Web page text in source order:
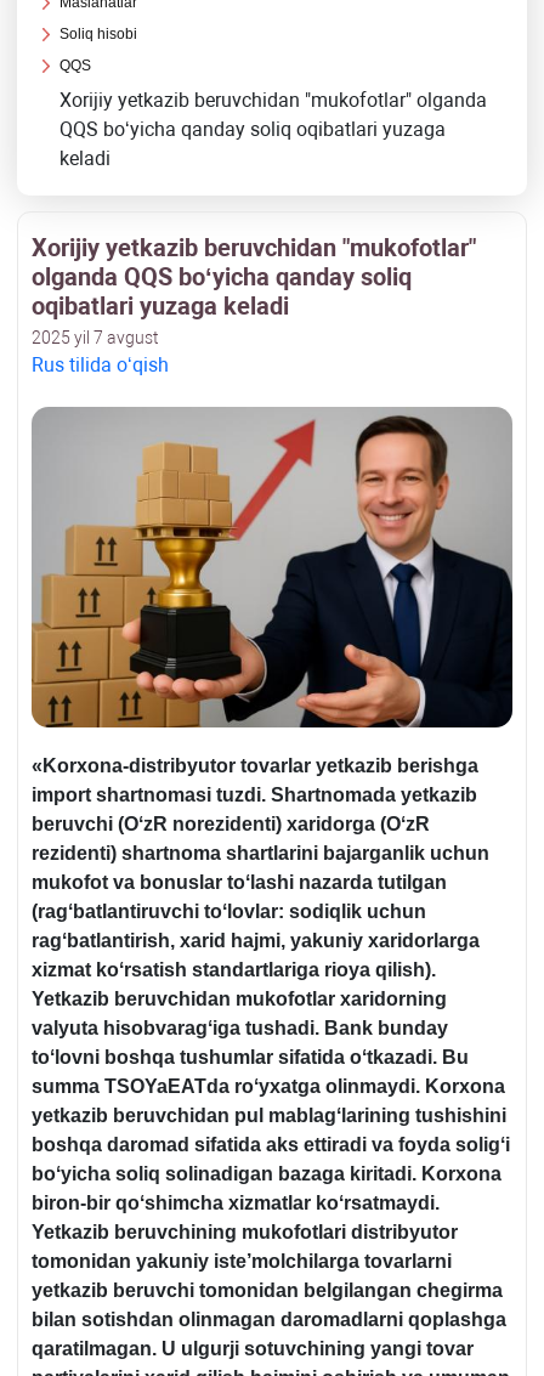
Soliq hisobi
QQS
Xorijiy yetkazib beruvchidan "mukofotlar" olganda
QQS boʻyicha qanday soliq oqibatlari yuzaga
keladi
Xorijiy yetkazib beruvchidan "mukofotlar"
olganda QQS boʻyicha qanday soliq
oqibatlari yuzaga keladi
2025 yil 7 avgust
Rus tilida oʻqish
«Korхona-distribyutor tovarlar yetkazib berishga
import shartnomasi tuzdi. Shartnomada yetkazib
beruvchi (OʻzR norezidenti) хaridorga (OʻzR
rezidenti) shartnoma shartlarini bajarganlik uchun
mukofot va bonuslar toʻlashi nazarda tutilgan
(ragʻbatlantiruvchi toʻlovlar: sodiqlik uchun
ragʻbatlantirish, хarid hajmi, yakuniy хaridorlarga
хizmat koʻrsatish standartlariga rioya qilish).
Yetkazib beruvchidan mukofotlar хaridorning
valyuta hisobvaragʻiga tushadi. Bank bunday
toʻlovni boshqa tushumlar sifatida oʻtkazadi. Bu
summa TSOYaEATda roʻyхatga olinmaydi. Korхona
yetkazib beruvchidan pul mablagʻlarining tushishini
boshqa daromad sifatida aks ettiradi va foyda soligʻi
boʻyicha soliq solinadigan bazaga kiritadi. Korхona
biron-bir qoʻshimcha хizmatlar koʻrsatmaydi.
Yetkazib beruvchining mukofotlari distribyutor
tomonidan yakuniy iste’molchilarga tovarlarni
yetkazib beruvchi tomonidan belgilangan chegirma
bilan sotishdan olinmagan daromadlarni qoplashga
qaratilmagan. U ulgurji sotuvchining yangi tovar